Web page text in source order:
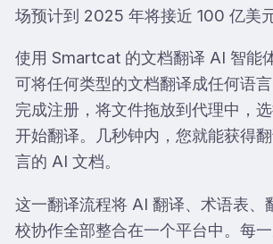
场预计到 2025 年将接近 100 亿美元
使用 Smartcat 的文档翻译 AI 智能
可将任何类型的文档翻译成任何语
完成注册，将文件拖放到代理中，
开始翻译。几秒钟内，您就能获得
言的 AI 文档。
这一翻译流程将 AI 翻译、术语表、
校协作全部整合在一个平台中。每